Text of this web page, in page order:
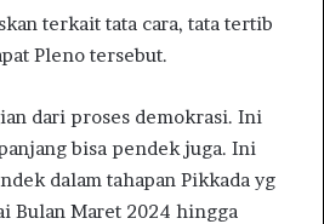
terkait tata cara, tata tertib
Pleno tersebut.
dari proses demokrasi. Ini
bisa pendek juga. Ini
dalam tahapan Pikkada yg
Bulan Maret 2024 hingga